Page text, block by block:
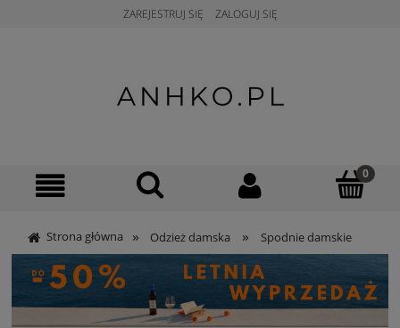
ZAREJESTRUJ SIĘ ZALOGUJ SIĘ
Strona główna » Odzież damska » Spodnie damskie